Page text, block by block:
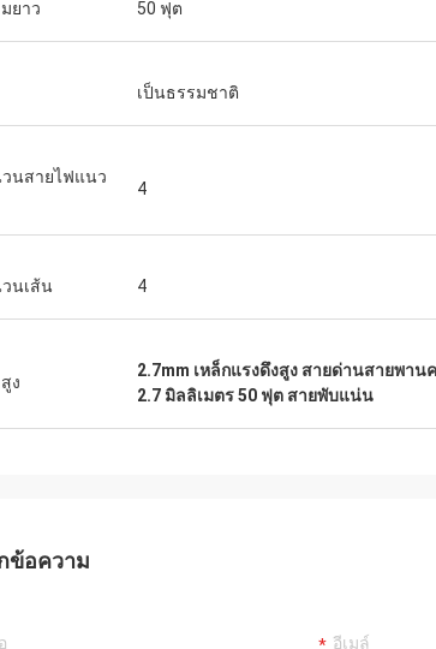
ยาว 50 ฟุต
เป็นธรรมชาติ
นสายไฟแนว
4
นเส้น 4
ง
2.7mm เหล็กแรงดึงสูง สายด่านสายพาน
2.7 มิลลิเมตร 50 ฟุต สายพับแน่น
ข้อความ